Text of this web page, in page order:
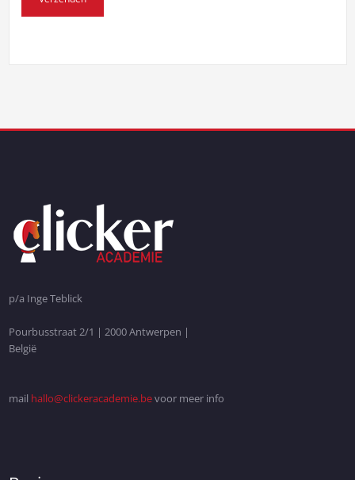
p/a Inge Teblick
Pourbusstraat 2/1 | 2000 Antwerpen |
België
mail hallo@clickeracademie.bevoor meer info